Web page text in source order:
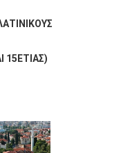
15ΕΤΙΑΣ)